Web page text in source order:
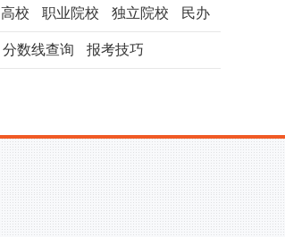
高校 职业院校 独立院校 民办
分数线查询 报考技巧